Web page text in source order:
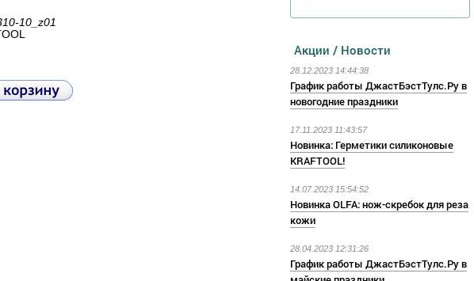
10_z01
Акции / Новости
28.12.2023 14:44:38
График работы ДжастБэстТулс.Ру в
новогодние праздники
17.11.2023 11:43:57
Новинка: Герметики силиконовые
KRAFTOOL!
14.07.2023 15:54:52
Новинка OLFA: нож-скребок для реза
кожи
28.04.2023 12:31:26
График работы ДжастБэстТулс.Ру в